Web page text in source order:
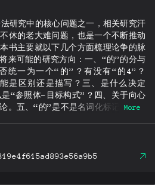
研究中的核心问题之一，相关研究汗
休的老大难问题，也是一个不断推动
书主要就以下几个方面梳理论争的脉
来可能的研究方向：一、“的”的分与
统一为一个“的”？有没有“的4”？
是区别还是描写？三、是什么决定
“参照体-目标构式”？四、关于向心
。五、“的”是不是名词化标记？自指
。
More